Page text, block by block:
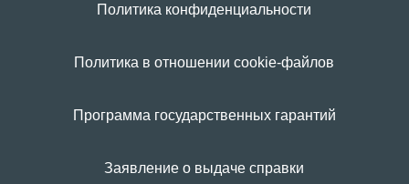
Политика конфиденциальности
Политика в отношении cookie-файлов
Программа государственных гарантий
Заявление о выдаче справки